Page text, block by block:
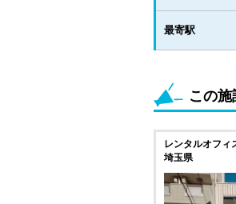
最寄駅
この
レンタルオフィ
埼玉県